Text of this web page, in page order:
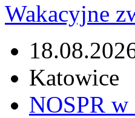
Wakacyjne
Katowice
NOSPR